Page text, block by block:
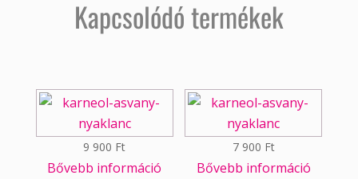
Kapcsolódó termékek
9 900 Ft
Bővebb információ
7 900 Ft
Bővebb információ